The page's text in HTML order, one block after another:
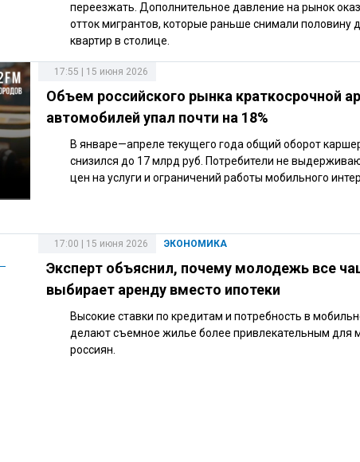
переезжать. Дополнительное давление на рынок
отток мигрантов, которые раньше снимали половину
квартир в столице.
17:55 | 15 июня 2026
Объем российского рынка краткосрочной
автомобилей упал почти на 18%
В январе—апреле текущего года общий оборот
снизился до 17 млрд руб. Потребители не
цен на услуги и ограничений работы мобильного
ЭКОНОМИКА
17:00 | 15 июня 2026
Эксперт объяснил, почему молодежь все
выбирает аренду вместо ипотеки
Высокие ставки по кредитам и потребность в
делают съемное жилье более привлекательным для
россиян.